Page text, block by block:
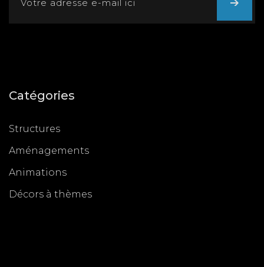
Catégories
Structures
Aménagements
Animations
Décors à thèmes